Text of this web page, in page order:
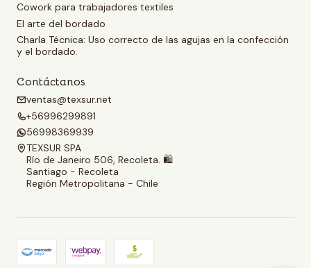
Cowork para trabajadores textiles
El arte del bordado
Charla Técnica: Uso correcto de las agujas en la confección
y el bordado.
Contáctanos
ventas@texsur.net
+56996299891
56998369939
TEXSUR SPA
Río de Janeiro 506, Recoleta. 🛍️
Santiago - Recoleta
Región Metropolitana - Chile